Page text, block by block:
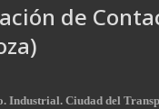
de
Industrial. Ciudad del